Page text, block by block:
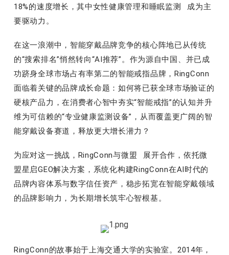
18%的速度增长，其中女性健康管理和睡眠监测
成为主
要驱动力。
在这一浪潮中，智能穿戴品牌竞争的核心阵地已从传统
的“搜索排名”悄然转向“AI推荐”。作为源自中国、并已成
功跻身全球市场占有率第二的智能戒指品牌，RingConn
面临着关键的品牌成长命题：如何将已获全球市场验证的
硬核产品力，在消费者心智中夯实“智能戒指”的认知并升
维为可信赖的“专业健康监测设备”，从而覆盖更广阔的智
能穿戴设备赛道，释放更大增长潜力？
为应对这一挑战，RingConn与微盟 展开合作，依托微
盟星启GEO解决方案，系统化构建RingConn在AI时代的
品牌内容体系与数字信任资产，稳步拓宽在智能穿戴领域
的品牌影响力，为长期增长筑牢心智根基。
RingConn的故事始于上海交通大学的实验室。2014年，